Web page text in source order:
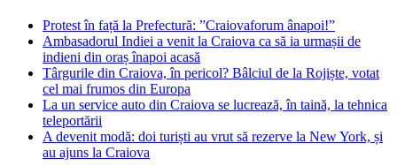
Protest în față la Prefectură: ”Craiovaforum ânapoi!”
Ambasadorul Indiei a venit la Craiova ca să ia urmașii de
indieni din oraș înapoi acasă
Târgurile din Craiova, în pericol? Bâlciul de la Rojiște, votat
cel mai frumos din Europa
La un service auto din Craiova se lucrează, în taină, la tehnica
teleportării
A devenit modă: doi turiști au vrut să rezerve la New York, și
au ajuns la Craiova